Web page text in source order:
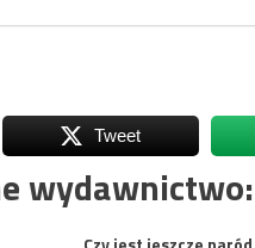
Tweet
wydawnictwo: